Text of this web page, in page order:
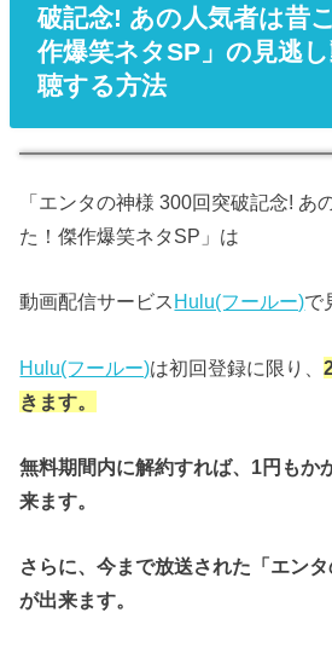
破記念! あの人気者は昔
作爆笑ネタSP」の見逃
聴する方法
「エンタの神様 300回突破記念! あ
た！傑作爆笑ネタSP」は
動画配信サービス Hulu(フールー)で
Hulu(フールー)は初回登録に限り、
きます。
無料期間内に解約すれば、1円もか
来ます。
さらに、今まで放送された「エン
が出来ます。